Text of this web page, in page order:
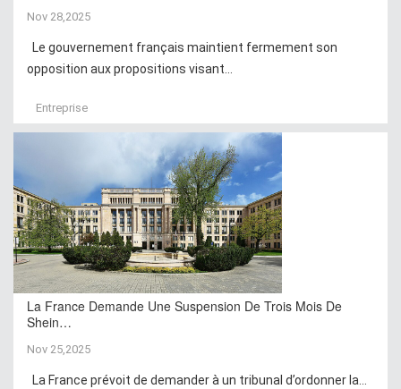
Nov 28,2025
Le gouvernement français maintient fermement son
opposition aux propositions visant...
Entreprise
La France Demande Une Suspension De Trois Mois De
Shein…
Nov 25,2025
La France prévoit de demander à un tribunal d’ordonner la...